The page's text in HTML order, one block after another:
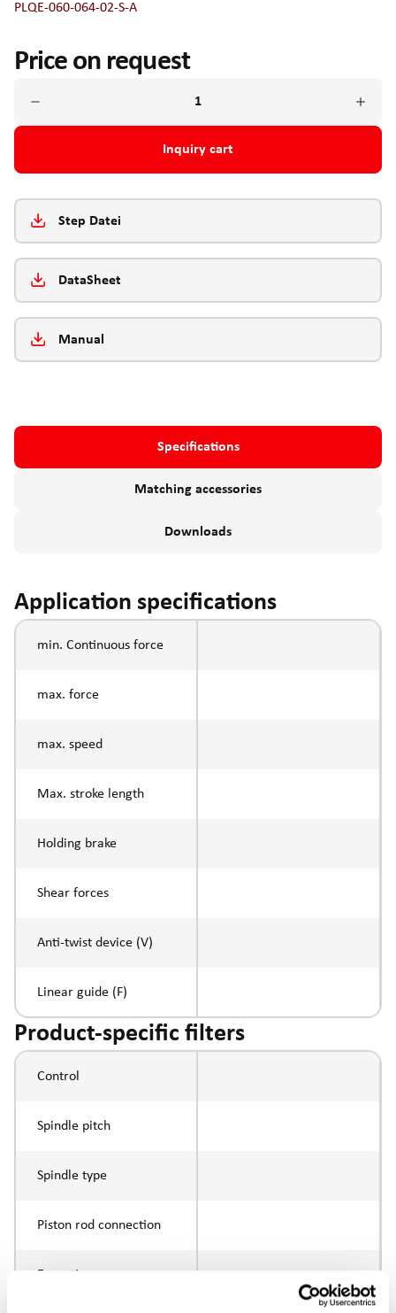
PLQE-060-064-02-S-A
Price on request
Inquiry cart
Step Datei
DataSheet
Manual
Specifications
Matching accessories
Downloads
Application specifications
min. Continuous force
max. force
max. speed
Max. stroke length
Holding brake
Shear forces
Anti-twist device (V)
Linear guide (F)
Product-specific filters
Control
Spindle pitch
Spindle type
Piston rod connection
Execution